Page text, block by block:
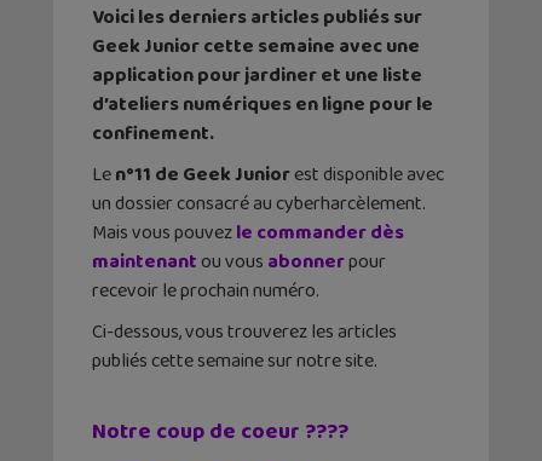
Voici les derniers articles publiés sur
Geek Junior cette semaine avec une
application pour jardiner et une liste
d’ateliers numériques en ligne pour le
confinement.
Len°11 de Geek Juniorest disponible avec
un dossier consacré au cyberharcèlement.
Mais vous pouvezle commander dès
maintenant ou vous abonnerpour
recevoir le prochain numéro.
Ci-dessous, vous trouverez les articles
publiés cette semaine sur notre site.
Notre coup de coeur ????